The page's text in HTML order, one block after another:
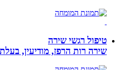
טיפול רגשי שירה
שירה רות הרפז, מודיעין, בעלת העסק